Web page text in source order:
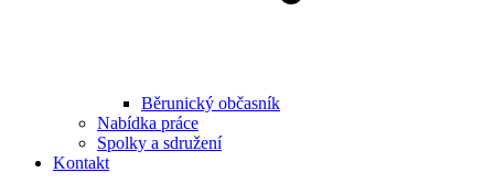
Běrunický občasník
Nabídka práce
Spolky a sdružení
Kontakt